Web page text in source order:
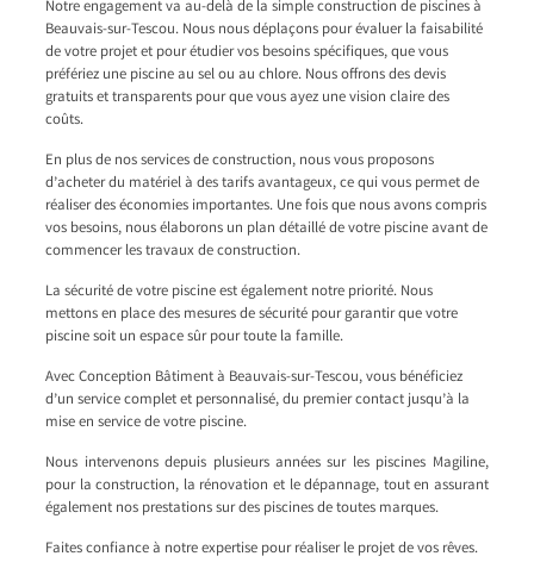
Notre engagement va au-delà de la simple construction de piscines à
Beauvais-sur-Tescou. Nous nous déplaçons pour évaluer la faisabilité
de votre projet et pour étudier vos besoins spécifiques, que vous
préfériez une piscine au sel ou au chlore. Nous offrons des devis
gratuits et transparents pour que vous ayez une vision claire des
coûts.
En plus de nos services de construction, nous vous proposons
d’acheter du matériel à des tarifs avantageux, ce qui vous permet de
réaliser des économies importantes. Une fois que nous avons compris
vos besoins, nous élaborons un plan détaillé de votre piscine avant de
commencer les travaux de construction.
La sécurité de votre piscine est également notre priorité. Nous
mettons en place des mesures de sécurité pour garantir que votre
piscine soit un espace sûr pour toute la famille.
Avec Conception Bâtiment à Beauvais-sur-Tescou, vous bénéficiez
d’un service complet et personnalisé, du premier contact jusqu’à la
mise en service de votre piscine.
Nous intervenons depuis plusieurs années sur les piscines Magiline,
pour la construction, la rénovation et le dépannage, tout en assurant
également nos prestations sur des piscines de toutes marques.
Faites confiance à notre expertise pour réaliser le projet de vos rêves.